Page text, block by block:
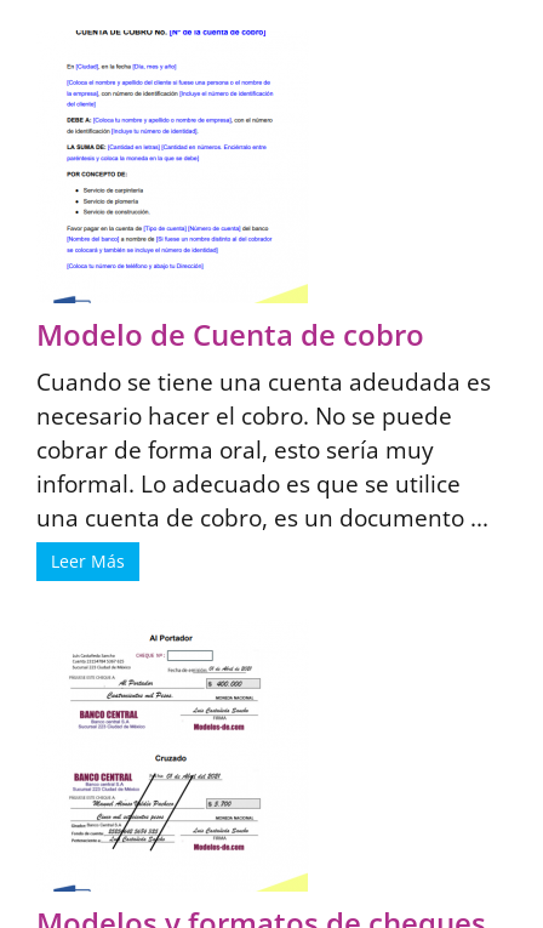
Modelo de Cuenta de cobro
Cuando se tiene una cuenta adeudada es
necesario hacer el cobro. No se puede
cobrar de forma oral, esto sería muy
informal. Lo adecuado es que se utilice
una cuenta de cobro, es un documento ...
Leer Más